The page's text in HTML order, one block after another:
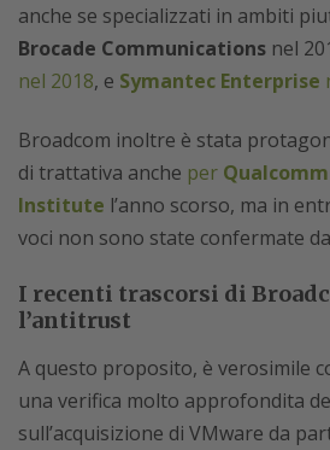
anche se specializzati in ambiti
Brocade Communications nel
nel 2018, e Symantec Enterprise
Broadcom inoltre è stata
di trattativa anche per Qualcomm
Institute l’anno scorso, ma in
voci non sono state confermate
I recenti trascorsi di
l’antitrust
A questo proposito, è verosimile
una verifica molto approfondita
sull’acquisizione di VMware da